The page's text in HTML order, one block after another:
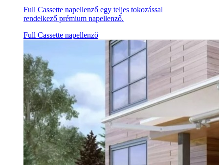
Full Cassette napellenző egy teljes tokozással
rendelkező prémium napellenző.
Full Cassette napellenző